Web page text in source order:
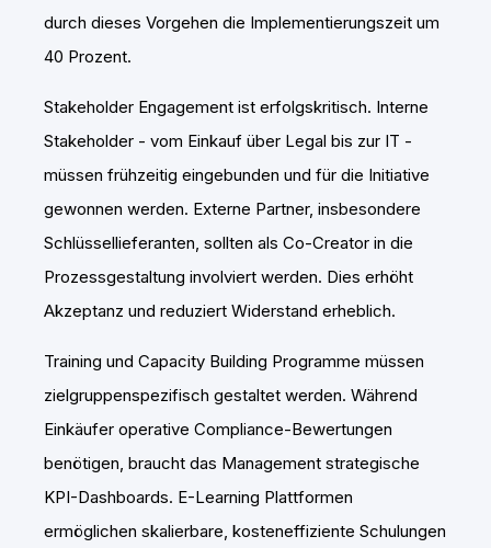
durch dieses Vorgehen die Implementierungszeit um
40 Prozent.
Stakeholder Engagement ist erfolgskritisch. Interne
Stakeholder - vom Einkauf über Legal bis zur IT -
müssen frühzeitig eingebunden und für die Initiative
gewonnen werden. Externe Partner, insbesondere
Schlüssellieferanten, sollten als Co-Creator in die
Prozessgestaltung involviert werden. Dies erhöht
Akzeptanz und reduziert Widerstand erheblich.
Training und Capacity Building Programme müssen
zielgruppenspezifisch gestaltet werden. Während
Einkäufer operative Compliance-Bewertungen
benötigen, braucht das Management strategische
KPI-Dashboards. E-Learning Plattformen
ermöglichen skalierbare, kosteneffiziente Schulungen